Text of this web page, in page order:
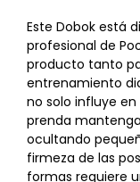
Este Dobok está
profesional de
producto tanto
entrenamiento
no solo influye
prenda
ocultando
firmeza de las
formas requiere